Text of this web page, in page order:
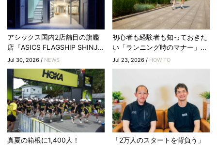
アシックス国内2店舗目の旗艦
店『ASICS FLAGSHIP SHINJ...
Jul 30, 2026 / NEWS
初心者も経験者も知っておきた
い「ランニング時のマナー」...
Jul 23, 2026 / HOW TO
真夏の箱根に1,400人！
「2万人のスタートを背負う」